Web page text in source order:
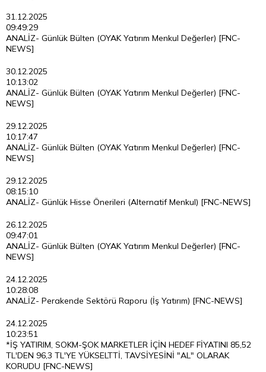
31.12.2025
09:49:29
ANALİZ- Günlük Bülten (OYAK Yatırım Menkul Değerler) [FNC-
NEWS]
30.12.2025
10:13:02
ANALİZ- Günlük Bülten (OYAK Yatırım Menkul Değerler) [FNC-
NEWS]
29.12.2025
10:17:47
ANALİZ- Günlük Bülten (OYAK Yatırım Menkul Değerler) [FNC-
NEWS]
29.12.2025
08:15:10
ANALİZ- Günlük Hisse Önerileri (Alternatif Menkul) [FNC-NEWS]
26.12.2025
09:47:01
ANALİZ- Günlük Bülten (OYAK Yatırım Menkul Değerler) [FNC-
NEWS]
24.12.2025
10:28:08
ANALİZ- Perakende Sektörü Raporu (İş Yatırım) [FNC-NEWS]
24.12.2025
10:23:51
*İŞ YATIRIM, SOKM-ŞOK MARKETLER İÇİN HEDEF FİYATINI 85,52
TL'DEN 96,3 TL'YE YÜKSELTTİ, TAVSİYESİNİ "AL" OLARAK
KORUDU [FNC-NEWS]